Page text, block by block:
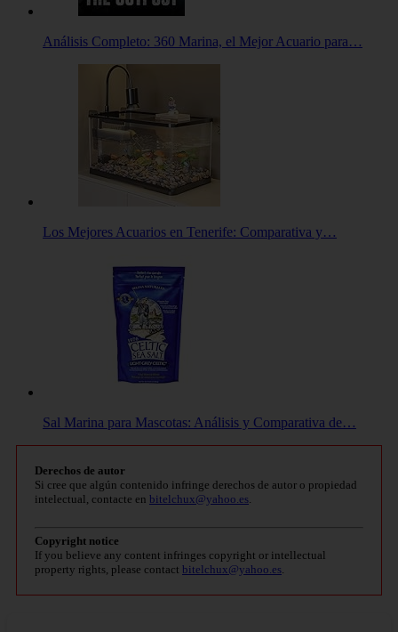
Análisis Completo: 360 Marina, el Mejor Acuario para…
Los Mejores Acuarios en Tenerife: Comparativa y…
Sal Marina para Mascotas: Análisis y Comparativa de…
Derechos de autor
Si cree que algún contenido infringe derechos de autor o propiedad
intelectual, contacte en bitelchux@yahoo.es.
Copyright notice
If you believe any content infringes copyright or intellectual
property rights, please contact bitelchux@yahoo.es.